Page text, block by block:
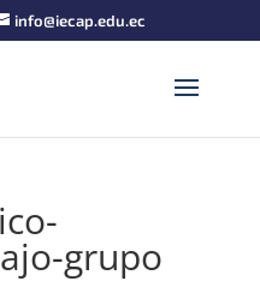
info@iecap.edu.ec
grupo